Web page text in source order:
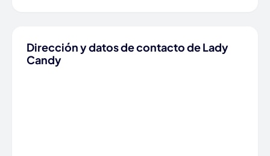
Dirección y datos de contacto de Lady
Candy